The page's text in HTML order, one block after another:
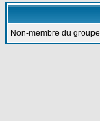
Non-membre du groupe